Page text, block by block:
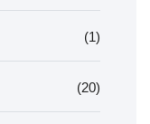
(1)
(20)